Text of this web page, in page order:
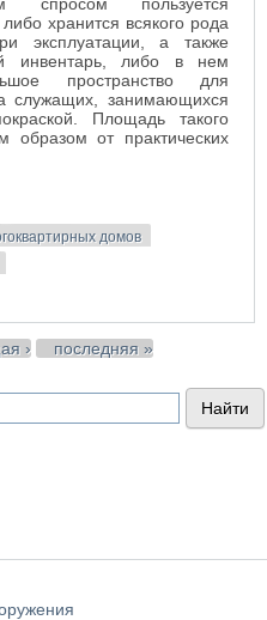
хранится всякого рода
эксплуатации, а также
инвентарь, либо в нем
пространство для
служащих, занимающихся
Площадь такого
образом от практических
домов
› последняя »